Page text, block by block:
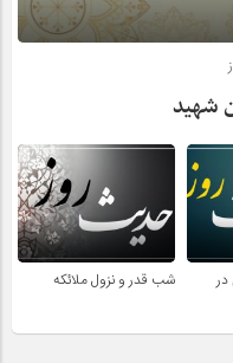
شهید
شب قدر و نزول ملائکه